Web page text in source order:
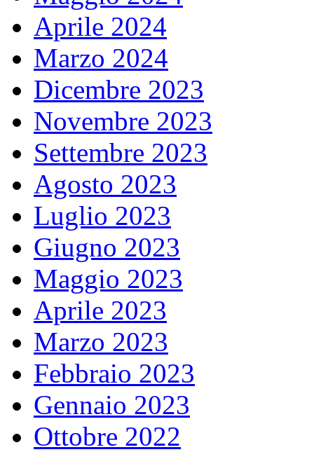
Aprile 2024
Marzo 2024
Dicembre 2023
Novembre 2023
Settembre 2023
Agosto 2023
Luglio 2023
Giugno 2023
Maggio 2023
Aprile 2023
Marzo 2023
Febbraio 2023
Gennaio 2023
Ottobre 2022